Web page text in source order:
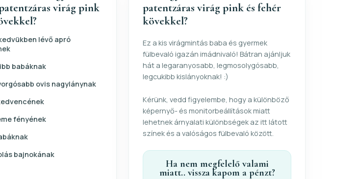
virág pink
lévő apró
babáknak
ovis nagylánynak
fényének
bajnokának
patentzáras virág pink és fehér
kövekkel?
Ez a kis virágmintás baba és gyermek
fülbevaló igazán imádnivaló! Bátran ajánljuk
hát a legaranyosabb, legmosolygósabb,
legcukibb kislányoknak! :)
Kérünk, vedd figyelembe, hogy a különböző
képernyő- és monitorbeállítások miatt
lehetnek árnyalati különbségek az itt látott
színek és a valóságos fülbevaló között.
Ha nem megfelelő valami
miatt.. vissza kapom a pénzt?